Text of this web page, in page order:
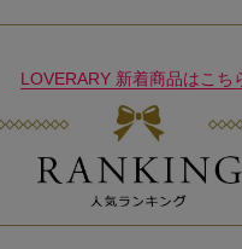
LOVERARY 新着商品はこち